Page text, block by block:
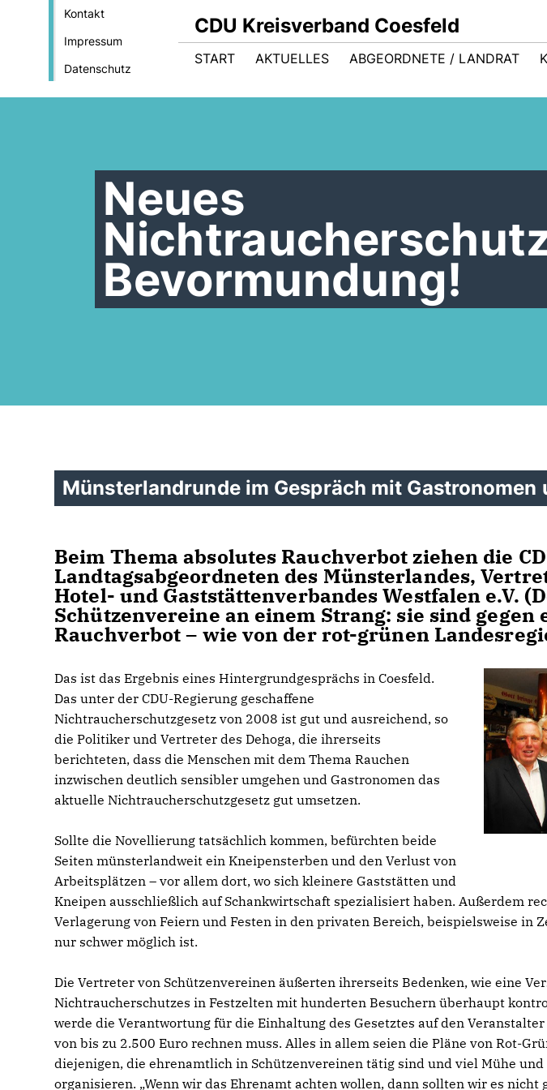
Kontakt
Impressum
Datenschutz
CDU Kreisverband Coesfeld
START AKTUELLES ABGEORDNETE / LANDRAT
Neues
Bevormundung!
Münsterlandrunde im Gespräch mit Gastronomen
Beim Thema absolutes Rauchverbot ziehen die
Landtagsabgeordneten des Münsterlandes,
Hotel- und Gaststättenverbandes Westfalen e.V.
Schützenvereine an einem Strang: sie sind gegen
Rauchverbot – wie von der rot-grünen
Das ist das Ergebnis eines Hintergrundgesprächs in Coesfeld.
Das unter der CDU-Regierung geschaffene
Nichtraucherschutzgesetz von 2008 ist gut und ausreichend, so
die Politiker und Vertreter des Dehoga, die ihrerseits
berichteten, dass die Menschen mit dem Thema Rauchen
inzwischen deutlich sensibler umgehen und Gastronomen das
aktuelle Nichtraucherschutzgesetz gut umsetzen.
Sollte die Novellierung tatsächlich kommen, befürchten beide
Seiten münsterlandweit ein Kneipensterben und den Verlust von
Arbeitsplätzen – vor allem dort, wo sich kleinere Gaststätten und
Kneipen ausschließlich auf Schankwirtschaft spezialisiert haben. Außerdem
Verlagerung von Feiern und Festen in den privaten Bereich, beispielsweise in
nur schwer möglich ist.
Die Vertreter von Schützenvereinen äußerten ihrerseits Bedenken, wie eine
Nichtraucherschutzes in Festzelten mit hunderten Besuchern überhaupt
werde die Verantwortung für die Einhaltung des Gesetztes auf den
von bis zu 2.500 Euro rechnen muss. Alles in allem seien die Pläne von Rot-
diejenigen, die ehrenamtlich in Schützenvereinen tätig sind und viel Mühe
organisieren. „Wenn wir das Ehrenamt achten wollen, dann sollten wir es nicht